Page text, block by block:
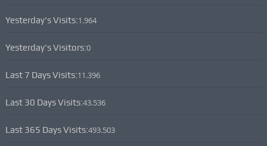
Yesterday's Visits:1.964
Yesterday's Visitors:0
Last 7 Days Visits:11.396
Last 30 Days Visits:43.536
Last 365 Days Visits:493.503